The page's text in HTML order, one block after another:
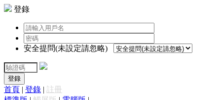
登錄
安全提問(未設定請忽略)
登錄
首頁 | 登錄 | 註冊